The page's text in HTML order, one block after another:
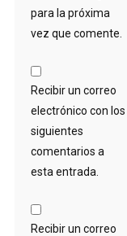
para la próxima
vez que comente.
Recibir un correo
electrónico con los
siguientes
comentarios a
esta entrada.
Recibir un correo